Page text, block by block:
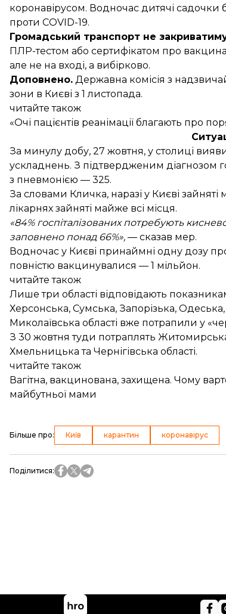
коронавірусом. Водночас дитячі
проти COVID-19.
Громадський транспорт не
ПЛР-тестом або сертифікатом про
але не на вході, а вибірково.
Доповнено. Державна комісія з
зони в Києві з 1 листопада.
читайте також
«Очі пацієнтів реанімації благають про
За минулу добу, 27 жовтня, у столиці
ускладнень. З підтвердженим діагнозом
з пневмонією — 325.
За словами Кличка, наразі у Києві
лікарнях зайняті майже всі місця.
«84% госпіталізованих потребують
заповнено понад 66%», — сказав мер.
Водночас у Києві принаймні одну дозу
повністю вакцинувалися — 1 мільйон.
читайте також
Лише три області відповідають
Херсонська, Сумська, Запорізька,
Миколаївська області вже потрапили у
З 30 жовтня туди потраплять
Хмельницька та Чернігівська області.
читайте також
Вагітна, вакцинована, захищена. Чому
майбутньої мами
Більше про: Київ карантин коронавірус
Поділитися: